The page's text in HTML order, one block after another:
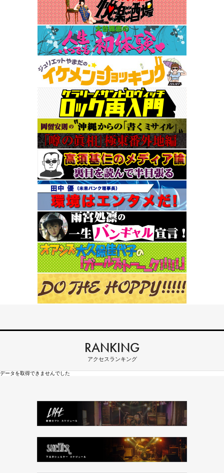
RANKING
アクセスランキング
データを取得できませんでした